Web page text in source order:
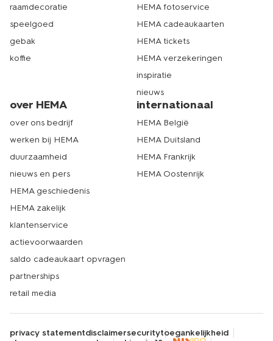
raamdecoratie
speelgoed
gebak
koffie
HEMA fotoservice
HEMA cadeaukaarten
HEMA tickets
HEMA verzekeringen
inspiratie
nieuws
over HEMA
over ons bedrijf
werken bij HEMA
duurzaamheid
nieuws en pers
HEMA geschiedenis
HEMA zakelijk
klantenservice
actievoorwaarden
saldo cadeaukaart opvragen
partnerships
retail media
internationaal
HEMA België
HEMA Duitsland
HEMA Frankrijk
HEMA Oostenrijk
privacy statementdisclaimersecuritytoegankelijkheid